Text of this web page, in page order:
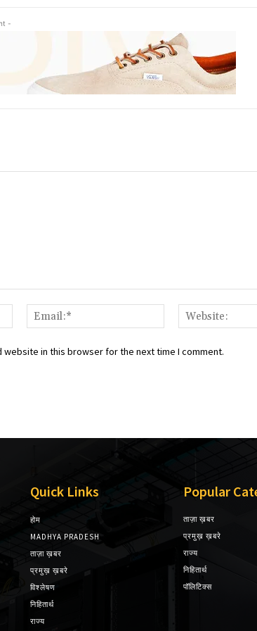
-
Name:*
Email:*
website in this browser for the next time I comment.
Quick Links
होम
MADHYA PRADESH
ताज़ा ख़बर
प्रमुख़ ख़बरे
विश्लेषण
निहितार्थ
राज्य
Popular
ताज़ा ख़बर
प्रमुख़ ख़बरे
राज्य
निहितार्थ
पॉलिटिक्स